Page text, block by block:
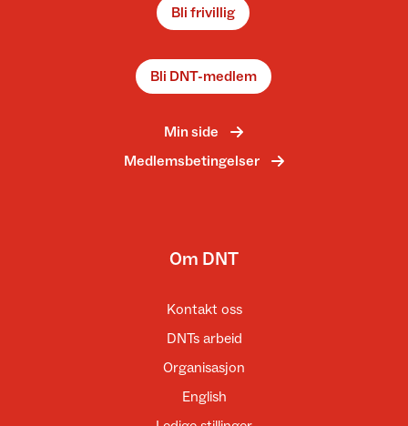
Bli frivillig
Bli DNT-medlem
Min side
Medlemsbetingelser
Om DNT
Kontakt oss
DNTs arbeid
Organisasjon
English